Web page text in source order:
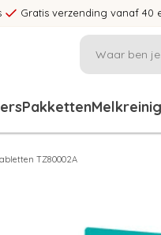
Gratis verzending vanaf 40
Pakketten
TZ80002A